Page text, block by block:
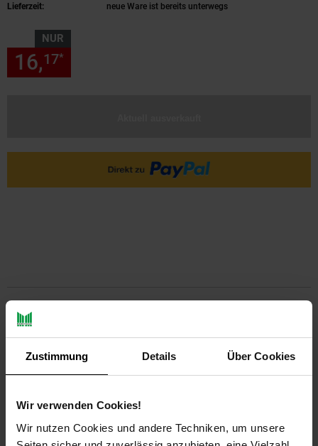
Zustimmung Details Über Cookies
Wir verwenden Cookies!
Wir nutzen Cookies und andere Techniken, um unsere
Lieferzeit: neue Ware ist bereits unterwegs
NUR
16,17*
Payback Punkte Basis°Punkte:
8
Produktbeschreibung